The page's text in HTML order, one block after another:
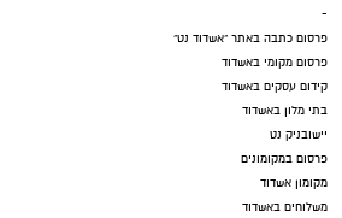
-
פרסום כתבה באתר "אשדוד נט"
פרסום מקומי באשדוד
קידום עסקים באשדוד
בתי מלון באשדוד
יישובניק נט
פרסום במקומונים
מקומון אשדוד
משלוחים באשדוד